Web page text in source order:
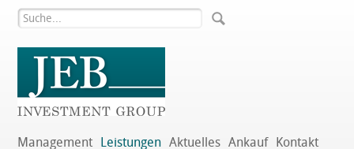
Management Leistungen Aktuelles Ankauf Kontakt